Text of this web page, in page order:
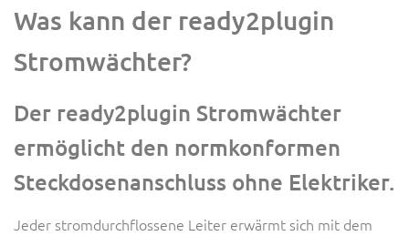
Was kann der ready2plugin
Stromwächter?
Der ready2plugin Stromwächter
ermöglicht den normkonformen
Steckdosenanschluss ohne Elektriker.
Jeder stromdurchflossene Leiter erwärmt sich mit dem